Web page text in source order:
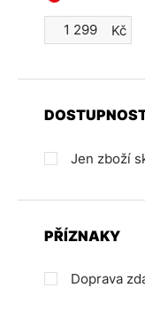
Kč
Jen zboží
PŘÍZNAKY
Doprava